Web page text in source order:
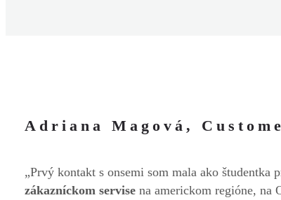
Adriana Magová,
„Prvý kontakt s onsemi som mala ako študentka
zákazníckom servisena americkom regióne, na